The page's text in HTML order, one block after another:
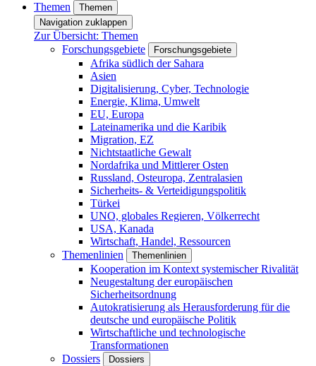
Themen
Themen
Navigation zuklappen
Zur Übersicht: Themen
Forschungsgebiete
Forschungsgebiete
Afrika südlich der Sahara
Asien
Digitalisierung, Cyber, Technologie
Energie, Klima, Umwelt
EU, Europa
Lateinamerika und die Karibik
Migration, EZ
Nichtstaatliche Gewalt
Nordafrika und Mittlerer Osten
Russland, Osteuropa, Zentralasien
Sicherheits- & Verteidigungspolitik
Türkei
UNO, globales Regieren, Völkerrecht
USA, Kanada
Wirtschaft, Handel, Ressourcen
Themenlinien
Themenlinien
Kooperation im Kontext systemischer Rivalität
Neugestaltung der europäischen
Sicherheitsordnung
Autokratisierung als Herausforderung für die
deutsche und europäische Politik
Wirtschaftliche und technologische
Transformationen
Dossiers
Dossiers